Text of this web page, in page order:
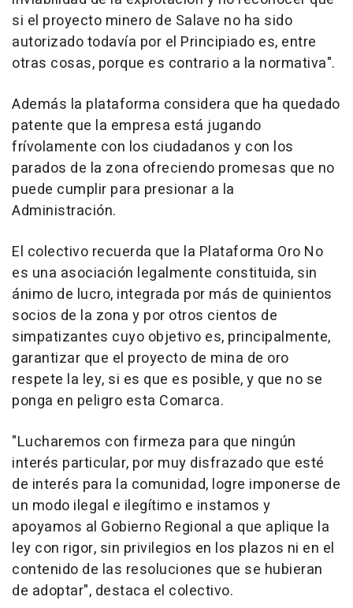
si el proyecto minero de Salave no ha sido
autorizado todavía por el Principiado es, entre
otras cosas, porque es contrario a la normativa".
Además la plataforma considera que ha quedado
patente que la empresa está jugando
frívolamente con los ciudadanos y con los
parados de la zona ofreciendo promesas que no
puede cumplir para presionar a la
Administración.
El colectivo recuerda que la Plataforma Oro No
es una asociación legalmente constituida, sin
ánimo de lucro, integrada por más de quinientos
socios de la zona y por otros cientos de
simpatizantes cuyo objetivo es, principalmente,
garantizar que el proyecto de mina de oro
respete la ley, si es que es posible, y que no se
ponga en peligro esta Comarca.
"Lucharemos con firmeza para que ningún
interés particular, por muy disfrazado que esté
de interés para la comunidad, logre imponerse de
un modo ilegal e ilegítimo e instamos y
apoyamos al Gobierno Regional a que aplique la
ley con rigor, sin privilegios en los plazos ni en el
contenido de las resoluciones que se hubieran
de adoptar", destaca el colectivo.